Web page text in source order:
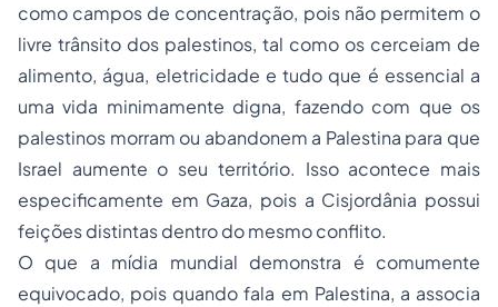
como campos de concentração, pois não permitem o
livre trânsito dos palestinos, tal como os cerceiam de
alimento, água, eletricidade e tudo que é essencial a
uma vida minimamente digna, fazendo com que os
palestinos morram ou abandonem a Palestina para que
Israel aumente o seu território. Isso acontece mais
especificamente em Gaza, pois a Cisjordânia possui
feições distintas dentro do mesmo conflito.
O que a mídia mundial demonstra é comumente
equivocado, pois quando fala em Palestina, a associa